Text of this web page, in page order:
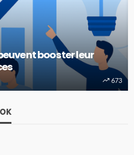
booster leur
673